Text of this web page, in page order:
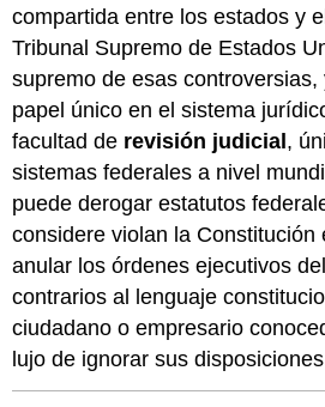
compartida entre los estados y
Tribunal Supremo de Estados
supremo de esas
papel único en el sistema
facultad de revisión judicial ,
sistemas federales a nivel
puede derogar estatutos
considere violan la Constitución
anular los órdenes ejecutivos
contrarios al lenguaje
ciudadano o empresario
lujo de ignorar sus